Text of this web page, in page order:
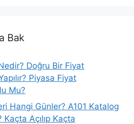
Bak
Doğru Bir Fiyat
Piyasa Fiyat
Mu?
Hangi Günler? A101 Katalog
Açılıp Kaçta